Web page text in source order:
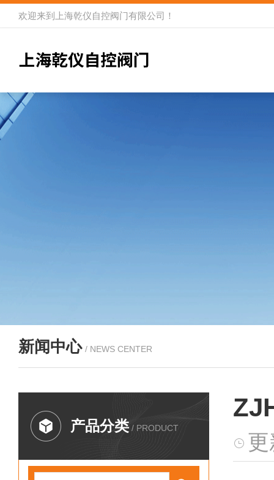
欢迎来到 上海乾仪自控阀门有限公司 ！
新闻中心 / NEWS CENTER
产品分类 / PRODUCT